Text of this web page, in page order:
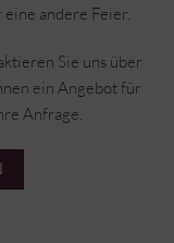
andere Feier.
Sie uns über
ein Angebot für
Anfrage.